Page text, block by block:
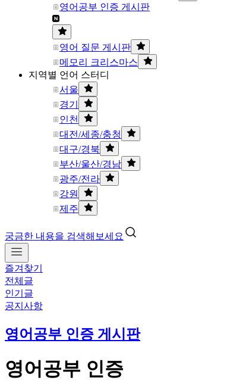
영어공부 인증 게시판
영어 질문 게시판
메모리 크리스마스
지역별 언어 스터디
서울
경기
인천
대전/세종/충청
대구/경북
부산/울산/경남
광주/전라
강원
제주
궁금한 내용을 검색해보세요
즐겨찾기
전체글
인기글
공지사항
영어공부 인증 게시판
영어공부 인증